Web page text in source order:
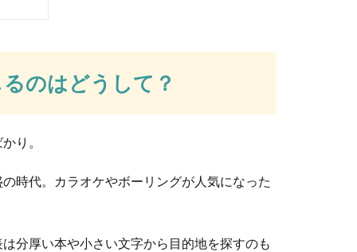
があります。兄弟がいる場合は親の介護はどうしたら良いのでし
べたことありますか？どれも違う魚なのに、その見た目はそっ
向けの簡単工作【夏休みの自由研究】
のはどうして？
り。
時代。カラオケやボーリングが人気になった
分厚い本や小さい文字から目的地を探すのも